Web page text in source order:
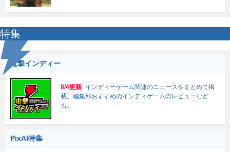
特集
電撃インディー
8/4更新 インディーゲーム関連のニュースをまとめて掲
載。編集部おすすめのインディゲームのレビューなど
も。
PixAI特集